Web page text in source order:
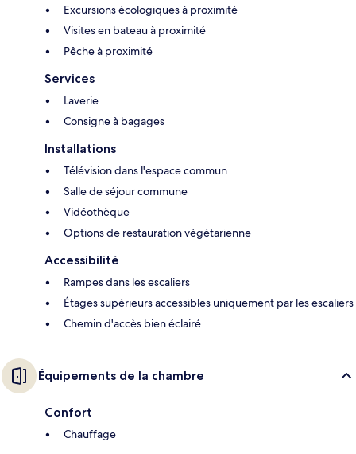
Excursions écologiques à proximité
Visites en bateau à proximité
Pêche à proximité
Services
Laverie
Consigne à bagages
Installations
Télévision dans l'espace commun
Salle de séjour commune
Vidéothèque
Options de restauration végétarienne
Accessibilité
Rampes dans les escaliers
Étages supérieurs accessibles uniquement par les escaliers
Chemin d'accès bien éclairé
Équipements de la chambre
Confort
Chauffage